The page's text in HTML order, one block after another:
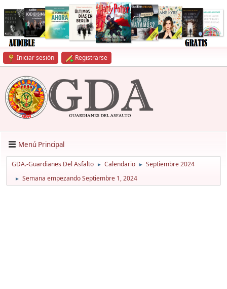
Iniciar sesión Registrarse
Menú Principal
GDA.-Guardianes Del Asfalto ► Calendario ► Septiembre 2024
► Semana empezando Septiembre 1, 2024